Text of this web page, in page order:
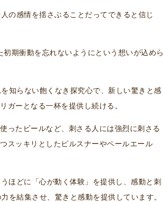
の感情を揺さぶることだってできると信じ
期衝動を忘れないようにという想いが込めら
知らない飽くなき探究心で、新しい驚きと感
ガーとなる一杯を提供し続ける。
ったビールなど、刺さる人には強烈に刺さる
スッキリとしたピルスナーやペールエール
ほどに「心が動く体験」を提供し、感動と刺
を結集させ、驚きと感動を提供しています。